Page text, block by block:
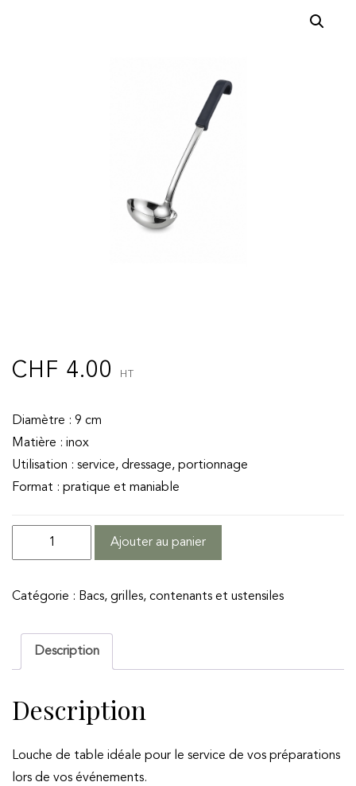
CHF 4.00 HT
Diamètre : 9 cm
Matière : inox
Utilisation : service, dressage, portionnage
Format : pratique et maniable
quantité
de
de
Ajouter au panier
Catégorie : Bacs, grilles, contenants et ustensiles
Description
Description
Louche de table idéale pour le service de vos préparations
lors de vos événements.